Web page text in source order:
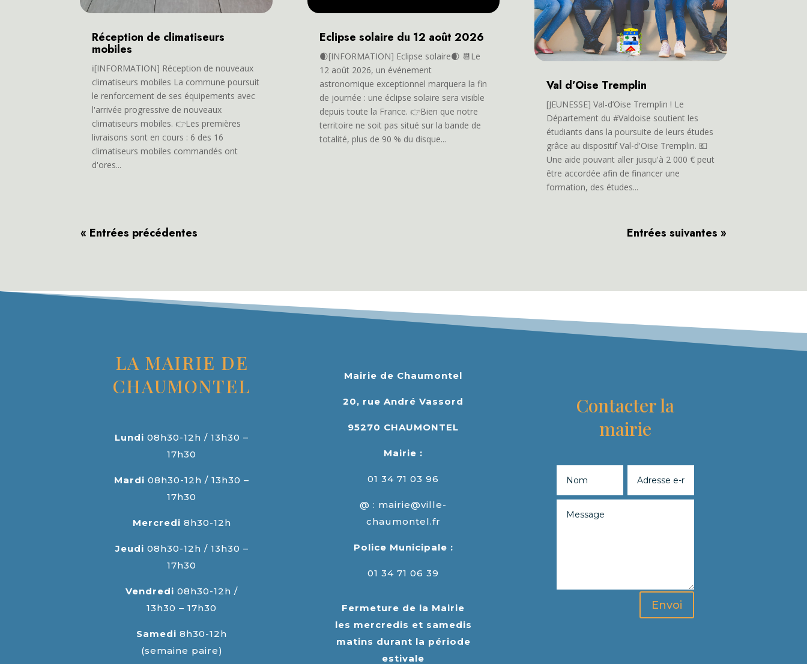
Réception de climatiseurs
mobiles
ℹ️[INFORMATION] Réception de nouveaux
climatiseurs mobiles La commune poursuit
le renforcement de ses équipements avec
l'arrivée progressive de nouveaux
climatiseurs mobiles. 👉Les premières
livraisons sont en cours : 6 des 16
climatiseurs mobiles commandés ont
d'ores...
Eclipse solaire du 12 août 2026
🌒[INFORMATION] Eclipse solaire🌒 📆Le
12 août 2026, un événement
astronomique exceptionnel marquera la fin
de journée : une éclipse solaire sera visible
depuis toute la France. 👉Bien que notre
territoire ne soit pas situé sur la bande de
totalité, plus de 90 % du disque...
Val d’Oise Tremplin
[JEUNESSE] Val-d’Oise Tremplin ! Le
Département du #Valdoise soutient les
étudiants dans la poursuite de leurs études
grâce au dispositif Val-d'Oise Tremplin. 💶
Une aide pouvant aller jusqu'à 2 000 € peut
être accordée afin de financer une
formation, des études...
« Entrées précédentes Entrées suivantes »
LA MAIRIE DE
CHAUMONTEL
Lundi 08h30-12h / 13h30 –
17h30
Mardi08h30-12h / 13h30 –
17h30
Mercredi 8h30-12h
Jeudi 08h30-12h / 13h30 –
17h30
Vendredi 08h30-12h /
13h30 – 17h30
Samedi8h30-12h
(semaine paire)
Mairie de Chaumontel
20, rue André Vassord
95270 CHAUMONTEL
Mairie :
01 34 71 03 96
@ : mairie@ville-
chaumontel.fr
Police Municipale :
01 34 71 06 39
Fermeture de la Mairie
les mercredis et samedis
matins durant la période
estivale
Contacter la
mairie
Envoi